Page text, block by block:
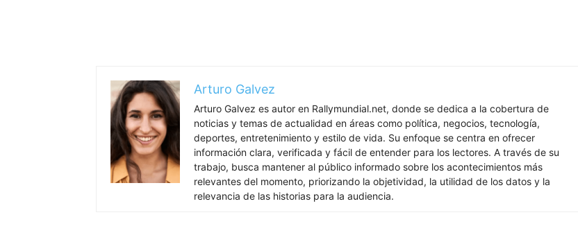
Arturo Galvez
Arturo Galvez es autor en Rallymundial.net, donde se dedica a la cobertura de
noticias y temas de actualidad en áreas como política, negocios, tecnología,
deportes, entretenimiento y estilo de vida. Su enfoque se centra en ofrecer
información clara, verificada y fácil de entender para los lectores. A través de su
trabajo, busca mantener al público informado sobre los acontecimientos más
relevantes del momento, priorizando la objetividad, la utilidad de los datos y la
relevancia de las historias para la audiencia.